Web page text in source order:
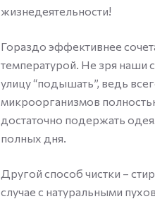
жизнедеятельности!
Гораздо эффективнее
температурой. Не зря наши
улицу “подышать”, ведь
микроорганизмов
достаточно подержать
полных дня.
Другой способ чистки –
случае с натуральными